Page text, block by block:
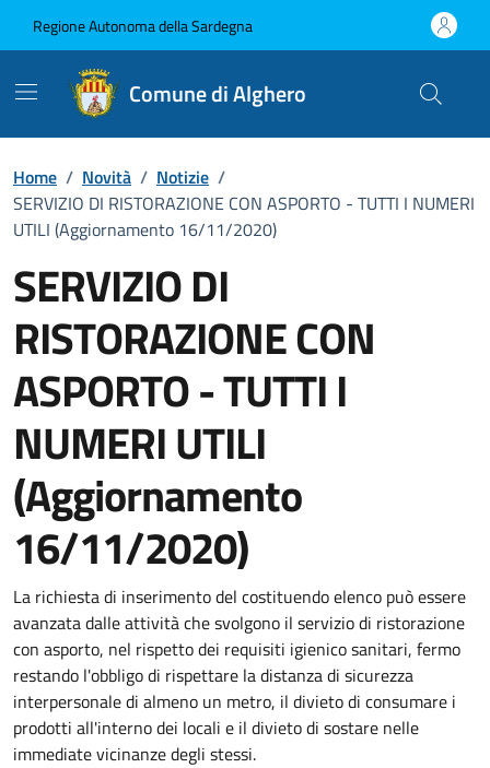
Regione Autonoma della Sardegna
Comune di Alghero
Home / Novità / Notizie /
SERVIZIO DI RISTORAZIONE CON ASPORTO - TUTTI I NUMERI
UTILI (Aggiornamento 16/11/2020)
SERVIZIO DI
RISTORAZIONE CON
ASPORTO - TUTTI I
NUMERI UTILI
(Aggiornamento
16/11/2020)
Dettagli della notizia
La richiesta di inserimento del costituendo elenco può essere
avanzata dalle attività che svolgono il servizio di ristorazione
con asporto, nel rispetto dei requisiti igienico sanitari, fermo
restando l'obbligo di rispettare la distanza di sicurezza
interpersonale di almeno un metro, il divieto di consumare i
prodotti all'interno dei locali e il divieto di sostare nelle
immediate vicinanze degli stessi.